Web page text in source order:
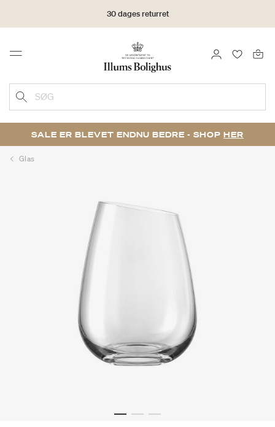
30 dages returret
Menu LOG IND
SØG
SALE ER BLEVET ENDNU BEDRE - SHOP HER
Glas